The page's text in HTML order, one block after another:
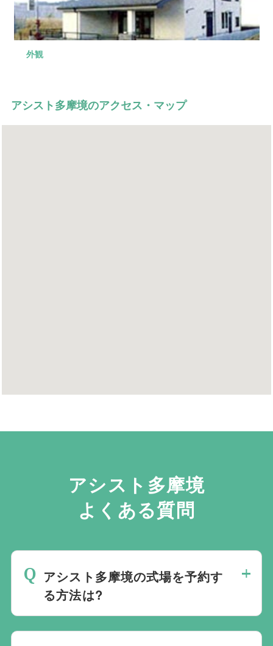
外観
式場
控え室
控え室
葬儀実例
アシスト多摩境のアクセス・マップ
アシスト多摩境
よくある質問
アシスト多摩境の式場を予約す
る方法は?